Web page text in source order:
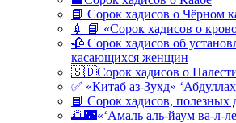
📘 Сорок хадисов о Чёрном
💉 📘 «Сорок хадисов о
🥀 Сорок хадисов об
касающихся женщин
🇸🇩Сорок хадисов о
✅ «Китаб аз-Зухд»
📘 Сорок хадисов, полезных
🌅🌃«‘Амаль аль-йаум ва-л-